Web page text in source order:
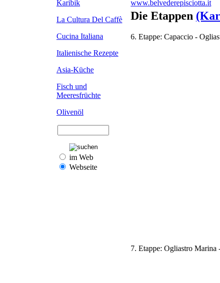
Karibik
La Cultura Del Caffè
Cucina Italiana
Italienische Rezepte
Asia-Küche
Fisch und
Meeresfrüchte
Olivenöl
im Web
Webseite
www.belvederepisciotta.it
Die Etappen
6. Etappe: Capaccio -
7. Etappe: Ogliastro